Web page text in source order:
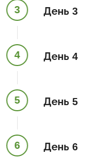
3 День 3
4 День 4
5 День 5
6 День 6